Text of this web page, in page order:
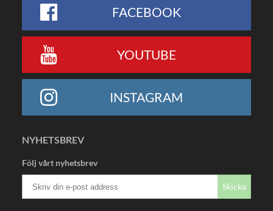
FACEBOOK
YOUTUBE
INSTAGRAM
NYHETSBREV
Följ vårt nyhetsbrev
Skicka